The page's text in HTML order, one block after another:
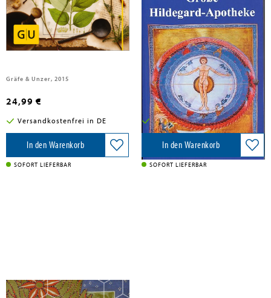
Heepen, Günther H.
Das Heilwissen der Hildegard von
Bingen
Gräfe & Unzer, 2015
24,99 €
Versandkostenfrei in DE
In den Warenkorb
SOFORT LIEFERBAR
Große Hildegard - Apotheke
Christiana Verlag, 2019
22,40 €
Versandkostenfrei in DE
In den Warenkorb
SOFORT LIEFERBAR